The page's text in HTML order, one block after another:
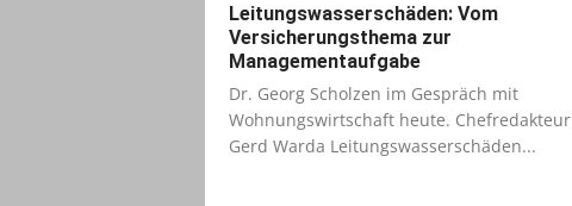
Leitungswasserschäden: Vom
Versicherungsthema zur
Managementaufgabe
Dr. Georg Scholzen im Gespräch mit
Wohnungswirtschaft heute. Chefredakteur
Gerd Warda Leitungswasserschäden...